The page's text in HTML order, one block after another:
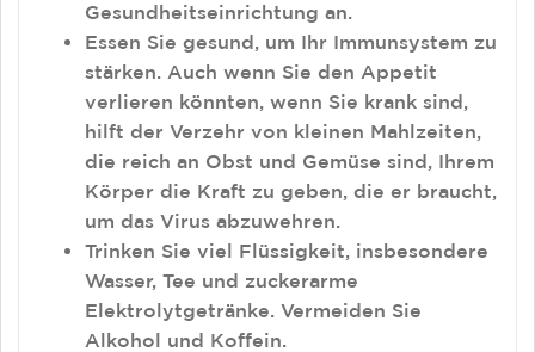
Gesundheitseinrichtung an.
Essen Sie gesund, um Ihr Immunsystem zu
stärken. Auch wenn Sie den Appetit
verlieren könnten, wenn Sie krank sind,
hilft der Verzehr von kleinen Mahlzeiten,
die reich an Obst und Gemüse sind, Ihrem
Körper die Kraft zu geben, die er braucht,
um das Virus abzuwehren.
Trinken Sie viel Flüssigkeit, insbesondere
Wasser, Tee und zuckerarme
Elektrolytgetränke. Vermeiden Sie
Alkohol und Koffein.